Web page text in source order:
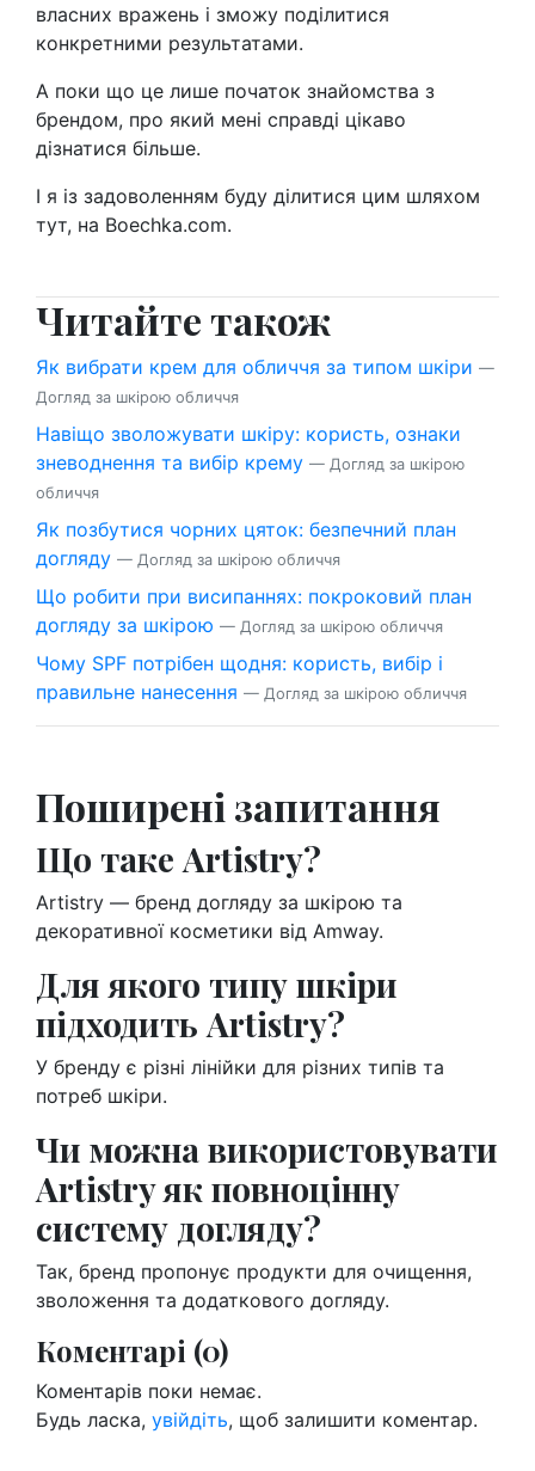
власних вражень і зможу поділитися
конкретними результатами.
А поки що це лише початок знайомства з
брендом, про який мені справді цікаво
дізнатися більше.
І я із задоволенням буду ділитися цим шляхом
тут, на Boechka.com.
Читайте також
Як вибрати крем для обличчя за типом шкіри —
Догляд за шкірою обличчя
Навіщо зволожувати шкіру: користь, ознаки
зневоднення та вибір крему — Догляд за шкірою
обличчя
Як позбутися чорних цяток: безпечний план
догляду — Догляд за шкірою обличчя
Що робити при висипаннях: покроковий план
догляду за шкірою — Догляд за шкірою обличчя
Чому SPF потрібен щодня: користь, вибір і
правильне нанесення — Догляд за шкірою обличчя
Поширені запитання
Що таке Artistry?
Artistry — бренд догляду за шкірою та
декоративної косметики від Amway.
Для якого типу шкіри
підходить Artistry?
У бренду є різні лінійки для різних типів та
потреб шкіри.
Чи можна використовувати
Artistry як повноцінну
систему догляду?
Так, бренд пропонує продукти для очищення,
зволоження та додаткового догляду.
Коментарі (0)
Коментарів поки немає.
Будь ласка, увійдіть, щоб залишити коментар.